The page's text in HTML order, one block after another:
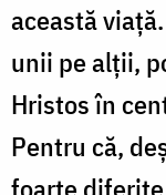
această
unii pe alții,
Hristos în
Pentru că,